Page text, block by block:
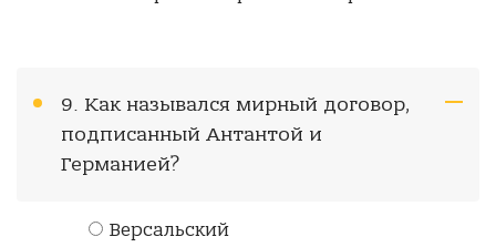
9. Как назывался мирный договор,
подписанный Антантой и
Германией?
Версальский